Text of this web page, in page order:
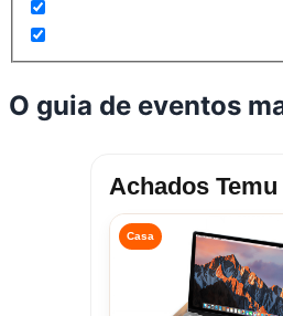
O guia de eventos
Achados
Casa